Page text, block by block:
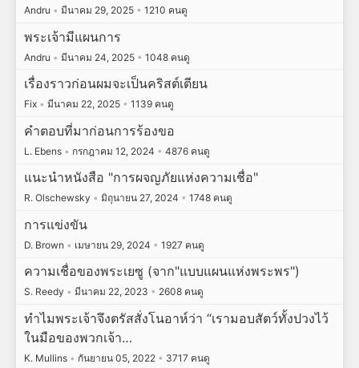
Andru • มีนาคม 29, 2025 • 1210 คนดู
พระเจ้ามีแผนการ
Andru • มีนาคม 24, 2025 • 1048 คนดู
เรื่องราวก่อนผมจะเป็นคริสต์เตียน
Fix • มีนาคม 22, 2025 • 1139 คนดู
คำตอบที่มาก่อนการร้องขอ
L. Ebens • กรกฎาคม 12, 2024 • 4876 คนดู
แนะนำหนังสือ "การผจญภัยแห่งความเชื่อ"
R. Olschewsky • มิถุนายน 27, 2024 • 1748 คนดู
การแข่งขัน
D. Brown • เมษายน 29, 2024 • 1927 คนดู
ความเชื่อของพระเยซู (จาก"แบบแผนแห่งพระพร")
S. Reedy • มีนาคม 22, 2023 • 2608 คนดู
ทำไมพระเจ้าจึงตรัสสั่งโนอาห์ว่า “เรามอบสัตว์ทั้งปวงไว้
ในมือของพวกเจ้า…
K. Mullins • กันยายน 05, 2022 • 3717 คนดู